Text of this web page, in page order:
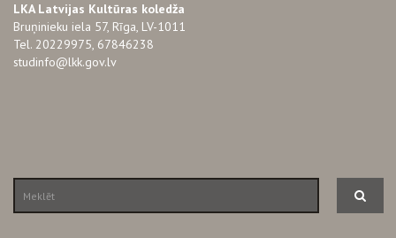
LKA Latvijas Kultūras koledža
Bruņinieku iela 57, Rīga, LV-1011
Tel. 20229975, 67846238
studinfo@lkk.gov.lv